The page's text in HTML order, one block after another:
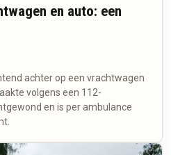
en auto: een
achter op een vrachtwagen
volgens een 112-
en is per ambulance